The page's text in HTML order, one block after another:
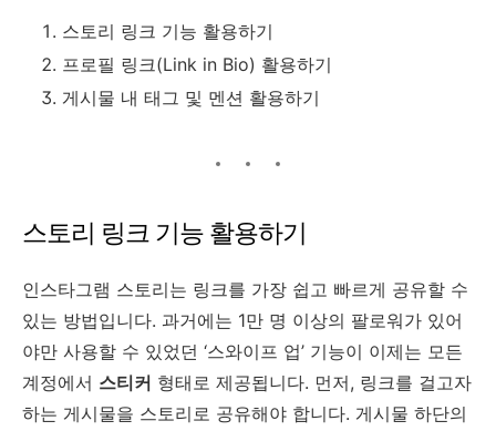
스토리 링크 기능 활용하기
프로필 링크(Link in Bio) 활용하기
게시물 내 태그 및 멘션 활용하기
스토리 링크 기능 활용하기
인스타그램 스토리는 링크를 가장 쉽고 빠르게 공유할 수
있는 방법입니다. 과거에는 1만 명 이상의 팔로워가 있어
야만 사용할 수 있었던 ‘스와이프 업’ 기능이 이제는 모든
계정에서 스티커 형태로 제공됩니다. 먼저, 링크를 걸고자
하는 게시물을 스토리로 공유해야 합니다. 게시물 하단의